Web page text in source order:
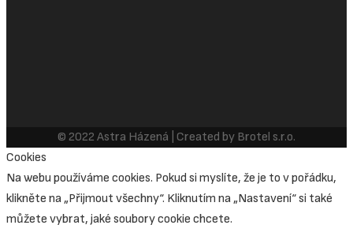
© 2022 Astra Házená | Created by Brotel s.r.o.
Cookies
Na webu používáme cookies. Pokud si myslíte, že je to v pořádku,
klikněte na „Přijmout všechny“. Kliknutím na „Nastavení“ si také
můžete vybrat, jaké soubory cookie chcete.